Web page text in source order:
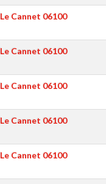
Le Cannet 06100
Le Cannet 06100
Le Cannet 06100
Le Cannet 06100
Le Cannet 06100